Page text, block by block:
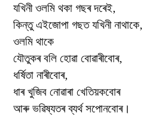
যখিনী ওলমি থকা গছৰ দৰেই,
কিন্তু এইজোপা গছত যখিনী নাথাকে,
ওলমি থাকে
যৌতুকৰ বলি হোৱা বোৱাৰীবোৰ,
ধৰ্ষিতা নাৰীবোৰ,
ধাৰ খুজিব নোৱাৰা খেতিয়কবোৰ
আৰু ভৱিষ্যতৰ ব্যৰ্থ সপোনবোৰ।